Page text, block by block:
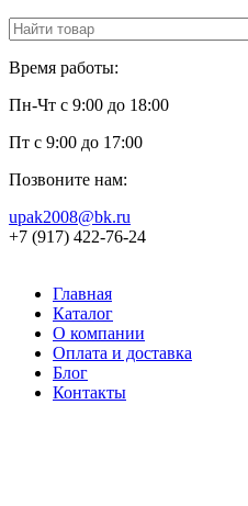
Время работы:
Пн-Чт с 9:00 до 18:00
Пт с 9:00 до 17:00
Позвоните нам:
upak2008@bk.ru
+7 (917) 422-76-24
Главная
Каталог
О компании
Оплата и доставка
Блог
Контакты